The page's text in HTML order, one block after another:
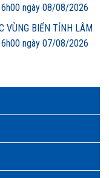
ngày 08/08/2026
VÙNG BIỂN TỈNH LÂM
ngày 07/08/2026